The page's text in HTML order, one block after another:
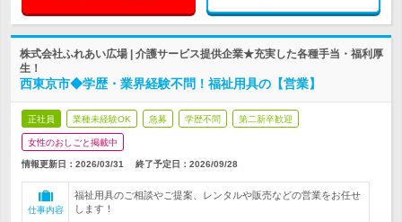
株式会社ふれあい広場 | 介護サービス提供企業★充実した各種手当・福利厚
生！
西東京市◆学歴・業界経験不問！福祉用具の【営業】
正社員 業種未経験OK 急募 学歴不問 第二新卒歓迎
女性のおしごと掲載中
情報更新日：2026/03/31 終了予定日： 2026/09/28
仕事内容
福祉用具のご相談やご提案、レンタルや販売などの営業をお任せ
します！